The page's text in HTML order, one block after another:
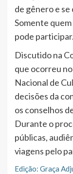
de gênero e se
Somente
pode participar.
Discutido na
que ocorreu
Nacional de
decisões da
os conselhos
Durante o
públicas,
viagens pelo
Edição: Graça